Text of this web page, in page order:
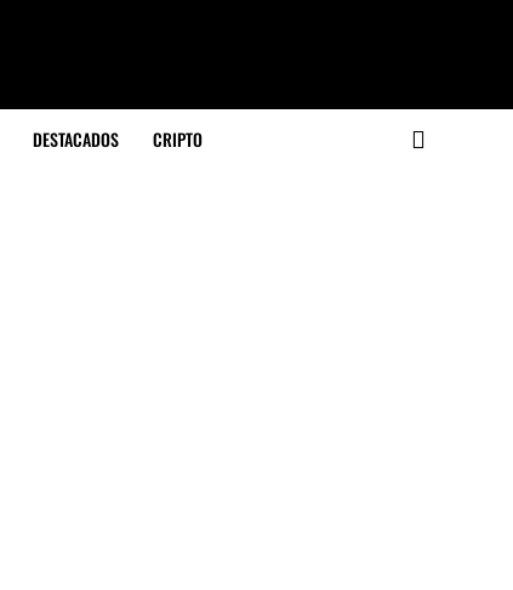
DESTACADOS CRIPTO